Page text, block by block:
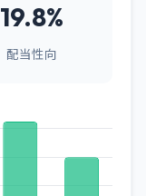
19.8%
配当性向